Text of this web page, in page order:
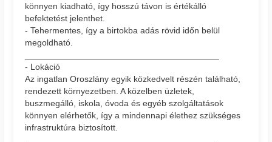
könnyen kiadható, így hosszú távon is értékálló
befektetést jelenthet.
- Tehermentes, így a birtokba adás rövid időn belül
megoldható.
- Lokáció
Az ingatlan Oroszlány egyik közkedvelt részén található,
rendezett környezetben. A közelben üzletek,
buszmegálló, iskola, óvoda és egyéb szolgáltatások
könnyen elérhetők, így a mindennapi élethez szükséges
infrastruktúra biztosított.